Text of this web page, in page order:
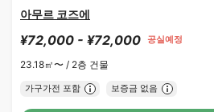
아무르 코즈에
¥72,000 - ¥72,000 공실예정
23.18㎡〜 / 2층 건물
가구가전 포함 보증금 없음